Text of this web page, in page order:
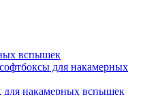
вспышек
для накамерных
для накамерных вспышек